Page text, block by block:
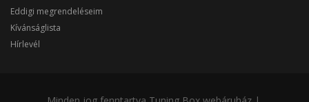
Eddigi megrendeléseim
Kívánságlista
Hírlevél